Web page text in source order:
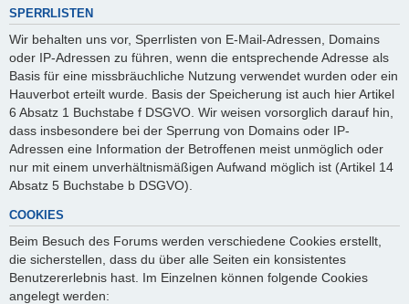
SPERRLISTEN
Wir behalten uns vor, Sperrlisten von E-Mail-Adressen, Domains
oder IP-Adressen zu führen, wenn die entsprechende Adresse als
Basis für eine missbräuchliche Nutzung verwendet wurden oder ein
Hauverbot erteilt wurde. Basis der Speicherung ist auch hier Artikel
6 Absatz 1 Buchstabe f DSGVO. Wir weisen vorsorglich darauf hin,
dass insbesondere bei der Sperrung von Domains oder IP-
Adressen eine Information der Betroffenen meist unmöglich oder
nur mit einem unverhältnismäßigen Aufwand möglich ist (Artikel 14
Absatz 5 Buchstabe b DSGVO).
COOKIES
Beim Besuch des Forums werden verschiedene Cookies erstellt,
die sicherstellen, dass du über alle Seiten ein konsistentes
Benutzererlebnis hast. Im Einzelnen können folgende Cookies
angelegt werden: